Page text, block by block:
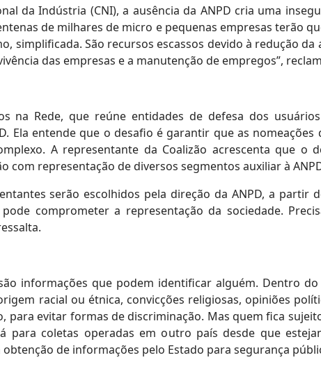
da Indústria (CNI), a ausência da ANPD cria uma
de milhares de micro e pequenas empresas terão
simplificada. São recursos escassos devido à redução
das empresas e a manutenção de empregos”,
na Rede, que reúne entidades de defesa dos
Ela entende que o desafio é garantir que as
A representante da Coalizão acrescenta que o
com representação de diversos segmentos auxiliar à
serão escolhidos pela direção da ANPD, a partir
comprometer a representação da sociedade.
informações que podem identificar alguém. Dentro
racial ou étnica, convicções religiosas, opiniões
para evitar formas de discriminação. Mas quem fica
para coletas operadas em outro país desde que
de informações pelo Estado para segurança